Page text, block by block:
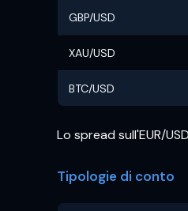
GBP/USD
XAU/USD
BTC/USD
Lo spread sull'EUR/
Tipologie di conto